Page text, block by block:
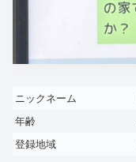
ニックネーム
年齢
登録地域